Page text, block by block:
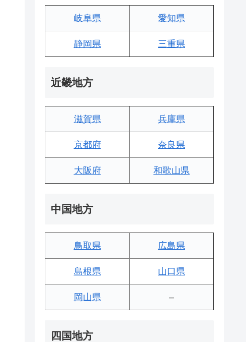
岐阜県 愛知県
静岡県 三重県
近畿地方
滋賀県 兵庫県
京都府 奈良県
大阪府 和歌山県
中国地方
鳥取県 広島県
島根県 山口県
岡山県 –
四国地方